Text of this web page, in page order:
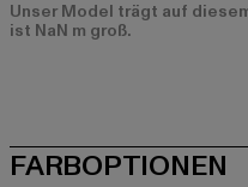
Unser Model trägt auf
ist NaN m groß.
FARBOPTIONEN